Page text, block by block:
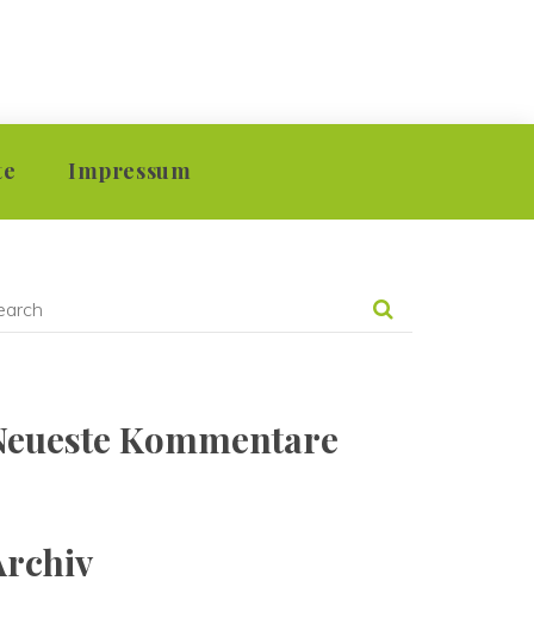
Impressum
Datenschutzerklärung
Kommentare